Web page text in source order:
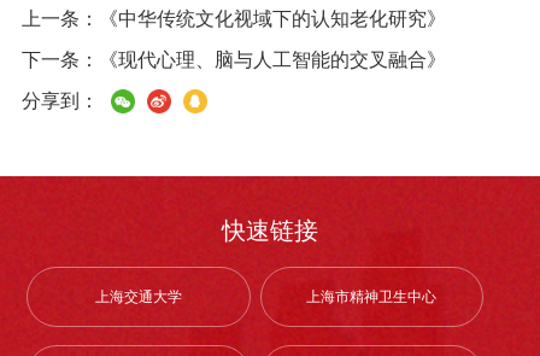
上一条：
《中华传统文化视域下的认知老化研究》
下一条：
《现代心理、脑与人工智能的交叉融合》
分享到：
快速链接
上海交通大学 上海市精神卫生中心